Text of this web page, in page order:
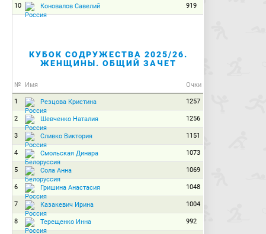
10 Коновалов Савелий 919
КУБОК СОДРУЖЕСТВА 2025/26.
ЖЕНЩИНЫ. ОБЩИЙ ЗАЧЕТ
№ Имя Очки
1 Резцова Кристина 1257
2 Шевченко Наталия 1256
3 Сливко Виктория 1151
4 Смольская Динара 1073
5 Сола Анна 1069
6 Гришина Анастасия 1048
7 Казакевич Ирина 1004
8 Терещенко Инна 992